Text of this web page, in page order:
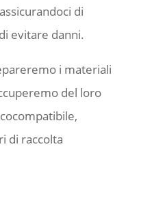
di
evitare danni.
i materiali
del loro
di raccolta